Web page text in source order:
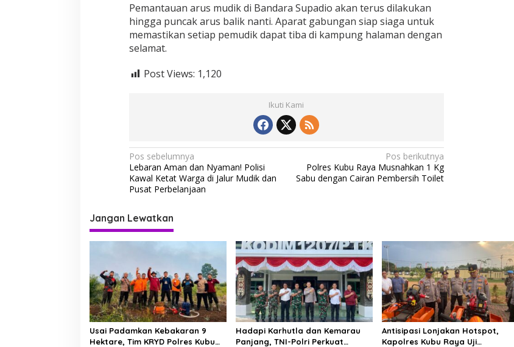
Pemantauan arus mudik di Bandara Supadio akan terus dilakukan
hingga puncak arus balik nanti. Aparat gabungan siap siaga untuk
memastikan setiap pemudik dapat tiba di kampung halaman dengan
selamat.
Post Views: 1,120
Ikuti Kami
N
a
v
i
g
a
i
p
o
s
Pos sebelumnya
Lebaran Aman dan Nyaman! Polisi
Kawal Ketat Warga di Jalur Mudik dan
Pusat Perbelanjaan
Pos berikutnya
Polres Kubu Raya Musnahkan 1 Kg
Sabu dengan Cairan Pembersih Toilet
Jangan Lewatkan
Usai Padamkan Kebakaran 9
Hektare, Tim KRYD Polres Kubu
Hadapi Karhutla dan Kemarau
Panjang, TNI-Polri Perkuat
Antisipasi Lonjakan Hotspot,
Kapolres Kubu Raya Uji